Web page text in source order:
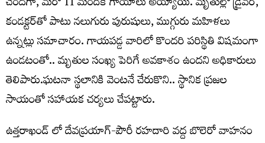
కండక్టర్‌తో పాటు నలుగురు పురుషులు, ముగ్గురు మహిళలు
ఉన్నట్లు సమాచారం. గాయపడ్డ వారిలో కొందరి పరిస్థితి విషమంగా
ఉండటంతో.. మృతుల సంఖ్య పెరిగే అవకాశం ఉందని అధికారులు
తెలిపారు.ఘటనా స్థలానికి వెంటనే చేరుకొని.. స్థానిక ప్రజల
సాయంతో సహాయక చర్యలు చేపట్టారు.
ఉత్తరాఖండ్ లో దేవప్రయాగ్-పౌరీ రహదారి వద్ద బొలెరో వాహనం